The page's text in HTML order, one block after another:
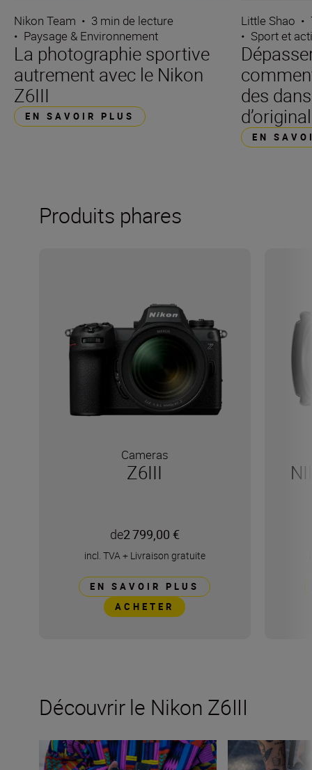
Nikon Team • 3 min de lecture
• Paysage & Environnement
La photographie sportive
autrement avec le Nikon
Z6III
EN SAVOIR PLUS
Little Shao •
• Sport et
des
EN
Produits phares
Cameras
Z6III
de2 799,00 €
incl. TVA+ Livraison gratuite
EN SAVOIR PLUS
ACHETER
Découvrir le Nikon Z6III
En photo comme en vidéo, le Nikon Z6III est le
Le nouveau